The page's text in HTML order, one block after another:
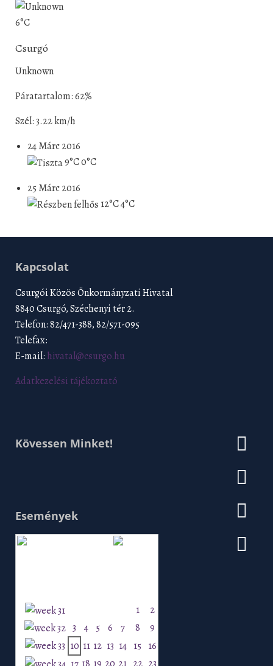
6°C
Csurgó
Unknown
Páratartalom: 62%
Szél: 3.22 km/h
24 Márc 2016
9°C0°C
25 Márc 2016
12°C4°C
Kapcsolat
Csurgói Közös Önkormányzati Hivatal
8840 Csurgó, Széchenyi tér 2.
Telefon: 82/471-388, 82/571-095
Telefax:
E-mail: hivatal@csurgo.hu
Adatkezelési tájékoztató
Kövessen Minket!
Események
1
2
3
4 5 6 7 8
9
10 11 12 13 14 15 16